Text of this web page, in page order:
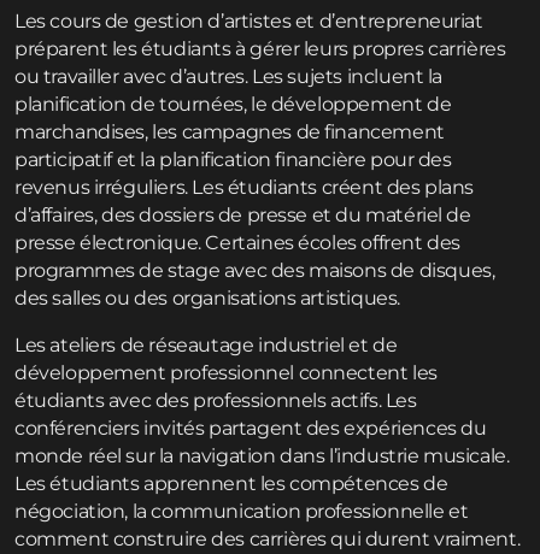
Les cours de gestion d’artistes et d’entrepreneuriat
préparent les étudiants à gérer leurs propres carrières
ou travailler avec d’autres. Les sujets incluent la
planification de tournées, le développement de
marchandises, les campagnes de financement
participatif et la planification financière pour des
revenus irréguliers. Les étudiants créent des plans
d’affaires, des dossiers de presse et du matériel de
presse électronique. Certaines écoles offrent des
programmes de stage avec des maisons de disques,
des salles ou des organisations artistiques.
Les ateliers de réseautage industriel et de
développement professionnel connectent les
étudiants avec des professionnels actifs. Les
conférenciers invités partagent des expériences du
monde réel sur la navigation dans l’industrie musicale.
Les étudiants apprennent les compétences de
négociation, la communication professionnelle et
comment construire des carrières qui durent vraiment.